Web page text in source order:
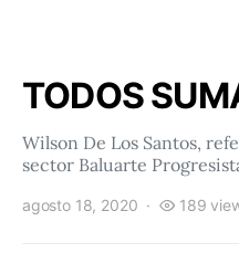
TODOS
Wilson De Los Santos,
sector Baluarte
agosto 18, 2020 189